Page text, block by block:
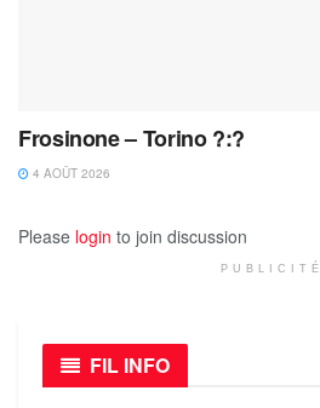
Frosinone – Torino ?:?
4 AOÛT 2026
Please login to join discussion
PUBLICITÉ
FIL INFO